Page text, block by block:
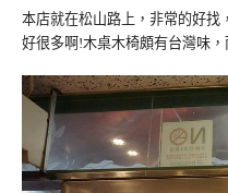
本店就在松山路上，非常的好找
好很多啊!木桌木椅頗有台灣味